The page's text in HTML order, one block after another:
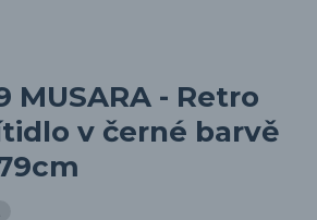
MUSARA - Retro
v černé barvě